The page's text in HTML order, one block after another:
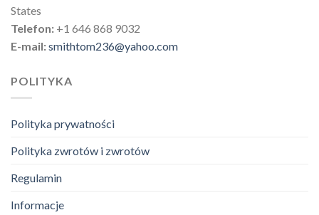
States
Telefon: +1 646 868 9032
E-mail:smithtom236@yahoo.com
POLITYKA
Polityka prywatności
Polityka zwrotów i zwrotów
Regulamin
Informacje